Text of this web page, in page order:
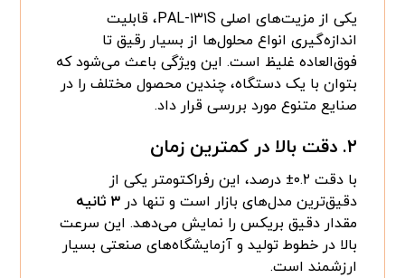
یکی از مزیت‌های اصلی PAL-۱۳۱S، قابلیت
اندازه‌گیری انواع محلول‌ها از بسیار رقیق تا
فوق‌العاده غلیظ است. این ویژگی باعث می‌شود که
بتوان با یک دستگاه، چندین محصول مختلف را در
صنایع متنوع مورد بررسی قرار داد.
۲. دقت بالا در کمترین زمان
با دقت ۰.۲± درصد، این رفراکتومتر یکی از
دقیق‌ترین مدل‌های بازار است و تنها در۳ ثانیه
مقدار دقیق بریکس را نمایش می‌دهد. این سرعت
بالا در خطوط تولید و آزمایشگاه‌های صنعتی بسیار
ارزشمند است.